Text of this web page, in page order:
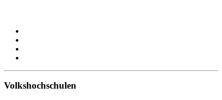
Volkshochschulen